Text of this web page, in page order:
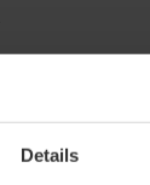
Details